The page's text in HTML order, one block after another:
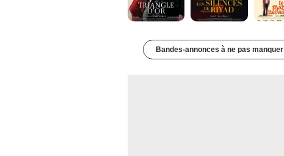
Bandes-annonces à ne pas manquer